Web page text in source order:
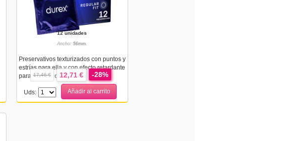
12 unidades
Ancho: 56mm.
Preservativos texturizados con puntos y
estrías para ella y con efecto retardante
para él. Especialm...
17,46 € 12,71 € -28%
Uds: Añadir al carrito